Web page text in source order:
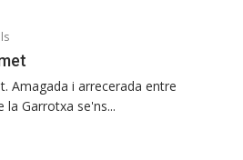
Amagada i arrecerada entre
la Garrotxa se'ns...